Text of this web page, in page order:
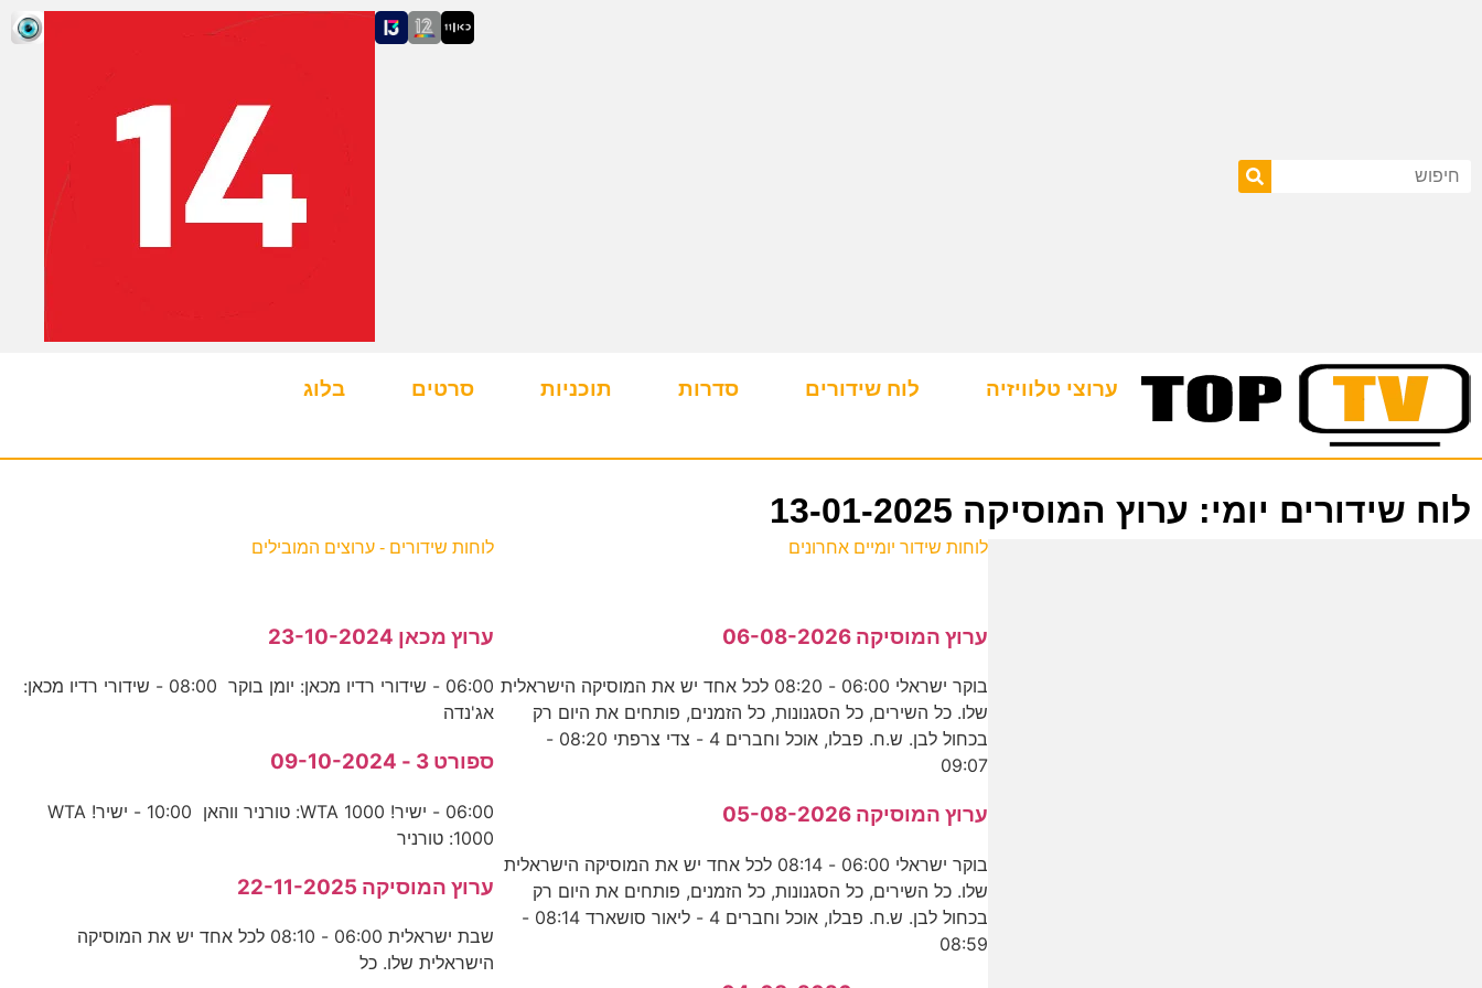
ערוצי טלוויזיה לוח שידורים סדרות תוכניות סרטים בלוג
לוח שידורים יומי: ערוץ המוסיקה 13-01-2025
לוחות שידור יומיים אחרונים
ערוץ המוסיקה 06-08-2026
בוקר ישראלי 06:00 - 08:20 לכל אחד יש את המוסיקה הישראלית
שלו. כל השירים, כל הסגנונות, כל הזמנים, פותחים את היום רק
בכחול לבן. ש.ח. פבלו, אוכל וחברים 4 - צדי צרפתי 08:20 -
09:07
ערוץ המוסיקה 05-08-2026
בוקר ישראלי 06:00 - 08:14 לכל אחד יש את המוסיקה הישראלית
שלו. כל השירים, כל הסגנונות, כל הזמנים, פותחים את היום רק
בכחול לבן. ש.ח. פבלו, אוכל וחברים 4 - ליאור סושארד 08:14 -
08:59
לוחות שידורים - ערוצים המובילים
ערוץ מכאן 23-10-2024
06:00 - שידורי רדיו מכאן: יומן בוקר 08:00 - שידורי רדיו מכאן:
אג'נדה
ספורט 3 - 09-10-2024
06:00 - ישיר! WTA 1000: טורניר ווהאן 10:00 - ישיר! WTA
1000: טורניר
ערוץ המוסיקה 22-11-2025
שבת ישראלית 06:00 - 08:10 לכל אחד יש את המוסיקה
הישראלית שלו. כל